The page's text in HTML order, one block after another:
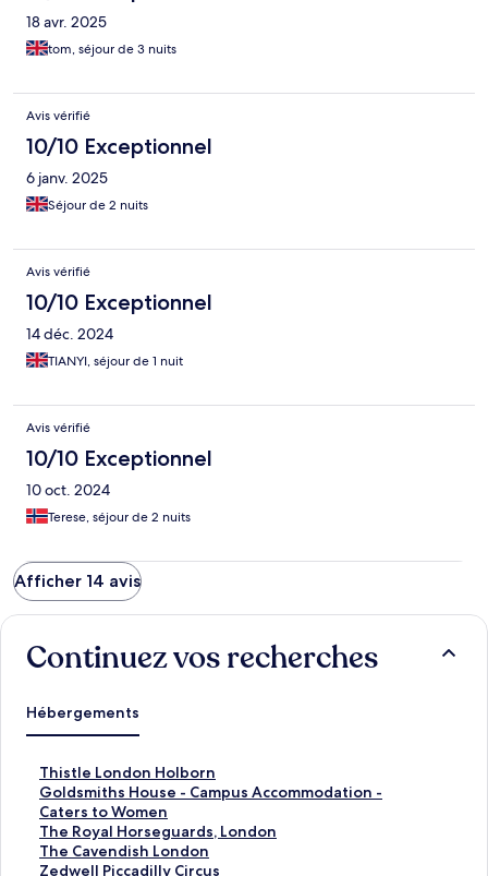
18 avr. 2025
tom, séjour de 3 nuits
Avis vérifié
10/10 Exceptionnel
6 janv. 2025
Séjour de 2 nuits
Avis vérifié
10/10 Exceptionnel
14 déc. 2024
TIANYI, séjour de 1 nuit
Avis vérifié
10/10 Exceptionnel
10 oct. 2024
Terese, séjour de 2 nuits
Afficher 14 avis
Continuez vos recherches
Hébergements
Thistle London Holborn
L
i
e
n
o
u
Goldsmiths House - Campus Accommodation -
Caters to Women
L
i
e
n
o
The Royal Horseguards, London
L
i
e
The Cavendish London
L
iZedwell Piccadilly Circus
L